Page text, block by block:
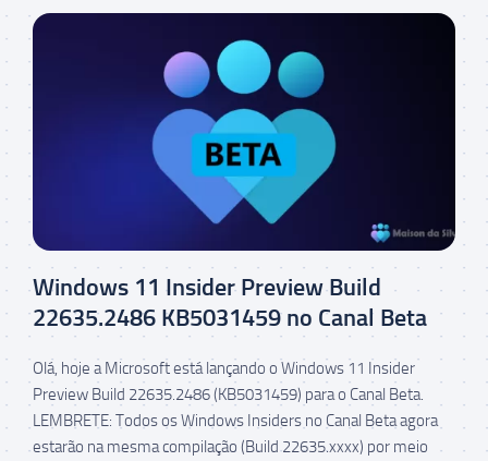
Windows 11 Insider Preview Build
22635.2486 KB5031459 no Canal Beta
Olá, hoje a Microsoft está lançando o Windows 11 Insider
Preview Build 22635.2486 (KB5031459) para o Canal Beta.
LEMBRETE: Todos os Windows Insiders no Canal Beta agora
estarão na mesma compilação (Build 22635.xxxx) por meio